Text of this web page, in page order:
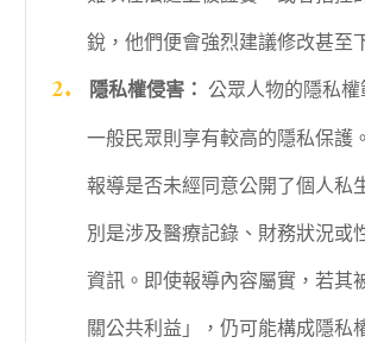
銳，他們便會強烈建議修改甚至
隱私權侵害： 公眾人物的隱私
一般民眾則享有較高的隱私保護
報導是否未經同意公開了個人私
別是涉及醫療記錄、財務狀況或
資訊。即使報導內容屬實，若其
關公共利益」，仍可能構成隱私